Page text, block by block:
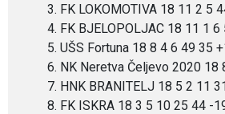
3. FK LOKOMOTIVA 18 11 2 5
4. FK BJELOPOLJAC 18 11 1
5. UŠS Fortuna 18 8 4 6 49 35
6. NK Neretva Čeljevo 2020 18
7. HNK BRANITELJ 18 5 2 11
8. FK ISKRA 18 3 5 10 25 44 -